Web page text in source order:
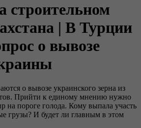
строительном
| В Турции
о вывозе
о вывозе украинского зерна из
Прийти к единому мнению нужно
на пороге голода. Кому выпала участь
грузы? И будет ли главным в этом